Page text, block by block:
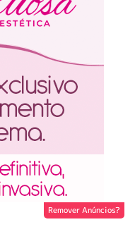
Remover Anúncios?